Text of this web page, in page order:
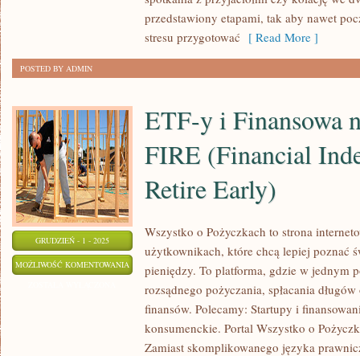
SINGLIprzedstawiony etapami, tak aby nawet
stresu przygotować [ Read More ]
POSTED BY ADMIN
GRUDZIEŃ - 1 - 2025
MOŻLIWOŚĆ KOMENTOWANIA
FINANSOWA
NIEZALEŻNOŚĆ
ETF-y i Finansowa
FIRE (Financial
Retire Early)
Wszystko o Pożyczkach to strona
użytkownikach, które chcą lepiej poznać
pieniędzy. To platforma, gdzie w jednym
rozsądnego pożyczania, spłacania
finansów. Polecamy: Startupy i
konsumenckie. Portal Wszystko o
Zamiast skomplikowanego języka